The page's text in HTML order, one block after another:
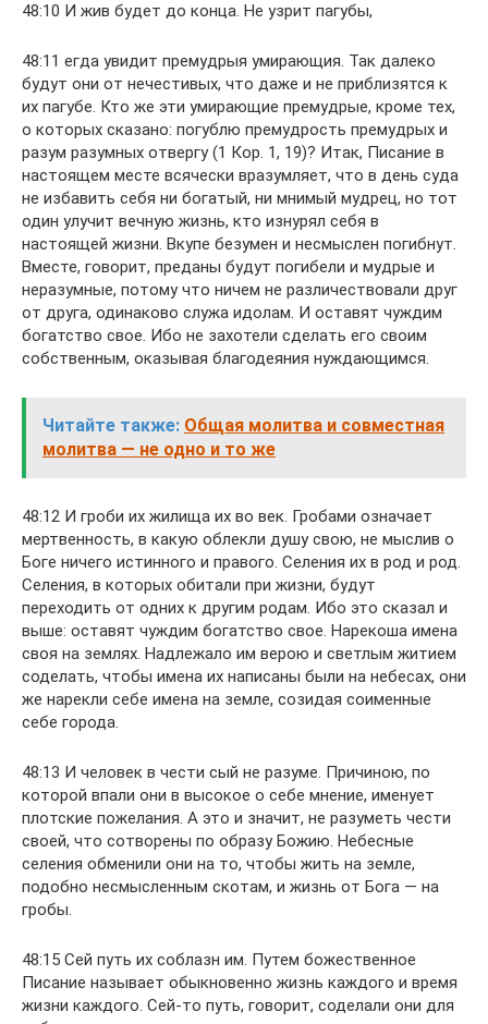
48:10 И жив будет до конца. Не узрит пагубы,
48:11 егда увидит премудрыя умирающия. Так далеко
будут они от нечестивых, что даже и не приблизятся к
их пагубе. Кто же эти умирающие премудрые, кроме тех,
о которых сказано: погублю премудрость премудрых и
разум разумных отвергу (1 Кор. 1, 19)? Итак, Писание в
настоящем месте всячески вразумляет, что в день суда
не избавить себя ни богатый, ни мнимый мудрец, но тот
один улучит вечную жизнь, кто изнурял себя в
настоящей жизни. Вкупе безумен и несмыслен погибнут.
Вместе, говорит, преданы будут погибели и мудрые и
неразумные, потому что ничем не различествовали друг
от друга, одинаково служа идолам. И оставят чуждим
богатство свое. Ибо не захотели сделать его своим
собственным, оказывая благодеяния нуждающимся.
Читайте также: Общая молитва и совместная
молитва — не одно и то же
48:12 И гроби их жилища их во век. Гробами означает
мертвенность, в какую облекли душу свою, не мыслив о
Боге ничего истинного и правого. Селения их в род и род.
Селения, в которых обитали при жизни, будут
переходить от одних к другим родам. Ибо это сказал и
выше: оставят чуждим богатство свое. Нарекоша имена
своя на землях. Надлежало им верою и светлым житием
соделать, чтобы имена их написаны были на небесах, они
же нарекли себе имена на земле, созидая соименные
себе города.
48:13 И человек в чести сый не разуме. Причиною, по
которой впали они в высокое о себе мнение, именует
плотские пожелания. А это и значит, не разуметь чести
своей, что сотворены по образу Божию. Небесные
селения обменили они на то, чтобы жить на земле,
подобно несмысленным скотам, и жизнь от Бога — на
гробы.
48:15 Сей путь их соблазн им. Путем божественное
Писание называет обыкновенно жизнь каждого и время
жизни каждого. Сей-то путь, говорит, соделали они для